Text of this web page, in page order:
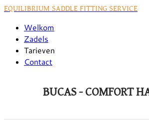
EQUILIBRIUM SADDLE FITTING SERVICE
Welkom
Zadels
Tarieven
Contact
BUCAS - COMFORT